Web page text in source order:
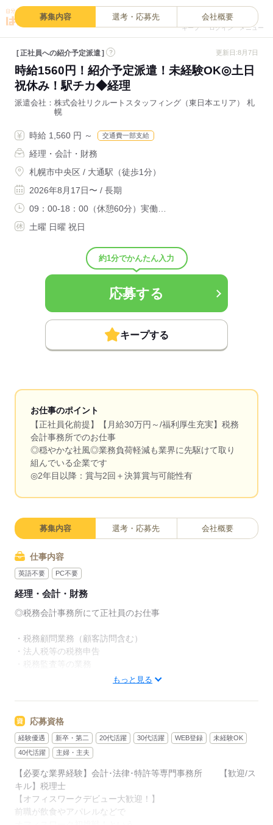
キープ ログイン メニュー
募集内容 選考・応募先 会社概要
正社員への紹介予定派遣 ? 更新日:8月7日
時給1560円！紹介予定派遣！未経験OK◎土日
祝休み！駅チカ◆経理
派遣会社
株式会社リクルートスタッフィング（東日本エリア） 札
幌
時給 1,560 円 ～ 交通費一部支給
経理・会計・財務
札幌市中央区 / 大通駅（徒歩1分）
2026年8月17日〜 / 長期
09：00-18：00（休憩60分）実働…
土曜 日曜 祝日
約1分でかんたん入力
応募する
キープする
お仕事のポイント
【正社員化前提】【月給30万円～/福利厚生充実】税務
会計事務所でのお仕事
◎穏やかな社風◎業務負荷軽減も業界に先駆けて取り
組んでいる企業です
◎2年目以降：賞与2回＋決算賞与可能性有
募集内容 選考・応募先 会社概要
仕事内容
英語不要 PC不要
経理・会計・財務
◎税務会計事務所にて正社員のお仕事
・税務顧問業務（顧客訪問含む）
・法人税等の税務申告
・事業承継等の提案業務
・不動産賃貸オーナー等の所得税の税務申告
【直接雇用後】
年間休日115日＋特定指定休約5日
▼こちらのお仕事以外にも...▼
・大手企業でのお仕事
・人気の在宅や大学事務のお仕事 など
たくさんのお仕事の中からあなたのご希望に合わせて選べます♪
もっと見る
応募資格
経験優遇 新卒・第二 20代活躍 30代活躍 WEB登録
未経験OK
40代活躍
主婦・主夫
【必要な業界経験】会計･法律･特許等専門事務所 【歓迎/ス
キル】税理士
【オフィスワークデビュー大歓迎！】
前職が飲食やアパレルなどで